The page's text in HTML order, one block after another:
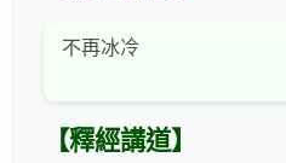
不再冰冷
【釋經講道】